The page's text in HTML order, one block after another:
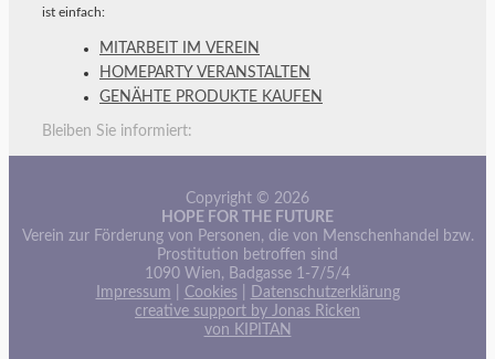
ist einfach:
MITARBEIT IM VEREIN
HOMEPARTY VERANSTALTEN
GENÄHTE PRODUKTE KAUFEN
Bleiben Sie informiert:
Copyright © 2026
HOPE FOR THE FUTURE
Verein zur Förderung von Personen, die von Menschenhandel bzw.
Prostitution betroffen sind
1090 Wien, Badgasse 1-7/5/4
Impressum
Cookies|
Datenschutzerklärung
creative support by Jonas Ricken
von KIPITAN